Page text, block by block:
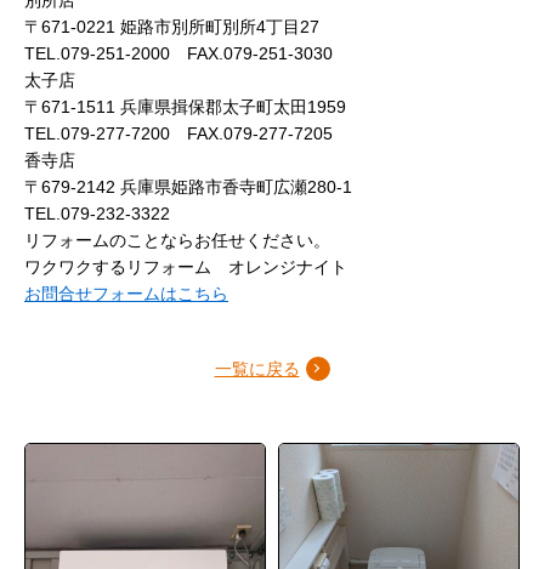
〒671-0221 姫路市別所町別所4丁目27
TEL.079-251-2000 FAX.079-251-3030
太子店
〒671-1511 兵庫県揖保郡太子町太田1959
TEL.079-277-7200 FAX.079-277-7205
香寺店
〒679-2142 兵庫県姫路市香寺町広瀬280-1
TEL.079-232-3322
リフォームのことならお任せください。
ワクワクするリフォーム オレンジナイト
お問合せフォームはこちら
一覧に戻る